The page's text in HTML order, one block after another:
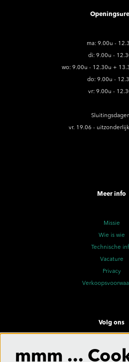
ma: 9.00u -
di: 9.00u -
wo: 9.00u - 12.30u +
do: 9.00u -
vr: 9.00u -
vr. 19.06 -
Meer info
Missie
Wie is wie
Technische
Vacature
Privacy
Volg ons
mmm ...